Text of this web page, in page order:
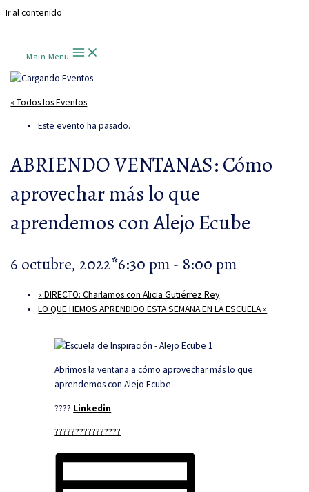
Ir al contenido
Main Menu
« Todos los Eventos
Este evento ha pasado.
ABRIENDO VENTANAS: Cómo
aprovechar más lo que
aprendemos con Alejo Ecube
6 octubre, 2022*6:30 pm- 8:00 pm
«DIRECTO: Charlamos con Alicia Gutiérrez Rey
LO QUE HEMOS APRENDIDO ESTA SEMANA EN LA ESCUELA»
Abrimos la ventana a cómo aprovechar más lo que
aprendemos con Alejo Ecube
???? Linkedin
????????????????